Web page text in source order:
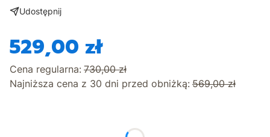
Udostępnij
529,00 zł
Cena regularna: 730,00 zł
Najniższa cena z 30 dni przed obniżką: 569,00 zł